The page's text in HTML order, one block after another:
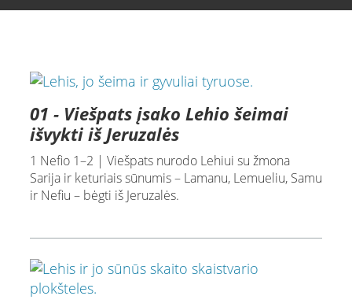
01 - Viešpats įsako Lehio šeimai
išvykti iš Jeruzalės
1 Nefio 1–2 | Viešpats nurodo Lehiui su žmona
Sarija ir keturiais sūnumis – Lamanu, Lemueliu, Samu
ir Nefiu – bėgti iš Jeruzalės.